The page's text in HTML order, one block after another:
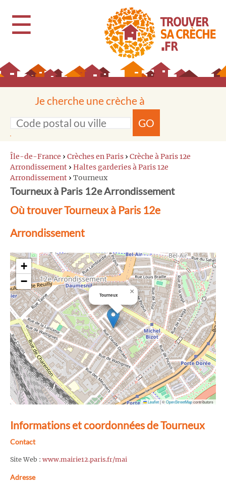
☰
Je cherche une crèche à
GO
Île-de-France › Crèches en Paris › Crèche à Paris 12e
Arrondissement › Haltes garderies à Paris 12e
Arrondissement › Tourneux
Tourneux à Paris 12e Arrondissement
Où trouver Tourneux à Paris 12e
Arrondissement
Tourneux ×
+
−
Leaflet|©OpenStreetMapcontributors
Informations et coordonnées de Tourneux
Contact
Site Web : www.mairie12.paris.fr/mai
Adresse